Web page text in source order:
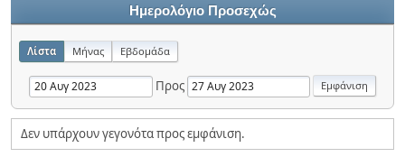
Ημερολόγιο Προσεχώς
Λίστα Μήνας Εβδομάδα
Προς
Δεν υπάρχουν γεγονότα προς εμφάνιση.